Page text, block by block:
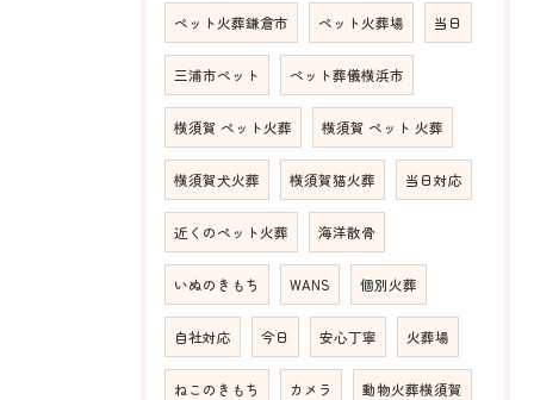
ペット火葬鎌倉市 ペット火葬場 当日
三浦市ペット ペット葬儀横浜市
横須賀 ペット火葬 横須賀 ペット 火葬
横須賀犬火葬 横須賀猫火葬 当日対応
近くのペット火葬 海洋散骨
いぬのきもち WANS 個別火葬
自社対応 今日 安心丁寧 火葬場
ねこのきもち カメラ 動物火葬横須賀